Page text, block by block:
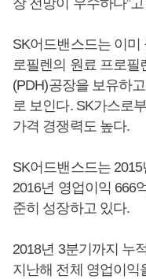
장 전망이 우수하다”
SK어드밴스드는 이
로필렌의 원료 프로필
(PDH)공장을 보유하
로 보인다. SK가스로
가격 경쟁력도 높다.
SK어드밴스드는
2016년 영업이익 666
준히 성장하고 있다.
2018년 3분기까지 누
지난해 전체 영업이익